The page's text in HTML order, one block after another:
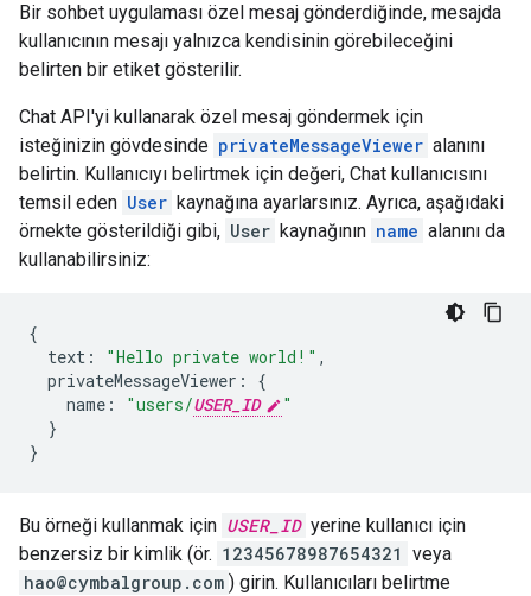
Bir sohbet uygulaması özel mesaj gönderdiğinde, mesajda
kullanıcının mesajı yalnızca kendisinin görebileceğini
belirten bir etiket gösterilir.
Chat API'yi kullanarak özel mesaj göndermek için
isteğinizin gövdesinde privateMessageViewer alanını
belirtin. Kullanıcıyı belirtmek için değeri, Chat kullanıcısını
temsil eden User kaynağına ayarlarsınız. Ayrıca, aşağıdaki
örnekte gösterildiği gibi, User kaynağının name alanını da
kullanabilirsiniz:
{
text : "Hello private world!" ,
privateMessageViewer :
{
name : "users/USER_ID
"
}
}
Bu örneği kullanmak için USER_ID yerine kullanıcı için
benzersiz bir kimlik (ör. 12345678987654321 veya
hao@cymbalgroup.com ) girin. Kullanıcıları belirtme